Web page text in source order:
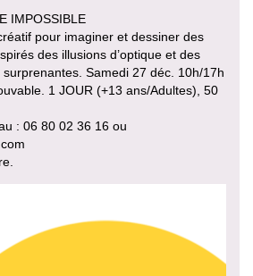
IMPOSSIBLE
pour imaginer et dessiner des
des illusions d’optique et des
Samedi 27 déc. 10h/17h
1 JOUR (+13 ans/Adultes), 50
: 06 80 02 36 16 ou